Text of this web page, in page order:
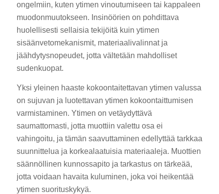
ongelmiin, kuten ytimen vinoutumiseen tai kappaleen
muodonmuutokseen. Insinöörien on pohdittava
huolellisesti sellaisia tekijöitä kuin ytimen
sisäänvetomekanismit, materiaalivalinnat ja
jäähdytysnopeudet, jotta vältetään mahdolliset
sudenkuopat.
Yksi yleinen haaste kokoontaitettavan ytimen valussa
on sujuvan ja luotettavan ytimen kokoontaittumisen
varmistaminen. Ytimen on vetäydyttävä
saumattomasti, jotta muottiin valettu osa ei
vahingoitu, ja tämän saavuttaminen edellyttää tarkkaa
suunnittelua ja korkealaatuisia materiaaleja. Muottien
säännöllinen kunnossapito ja tarkastus on tärkeää,
jotta voidaan havaita kuluminen, joka voi heikentää
ytimen suorituskykyä.